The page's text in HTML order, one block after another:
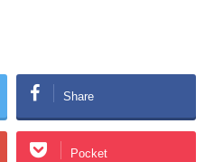
Share
Pocket